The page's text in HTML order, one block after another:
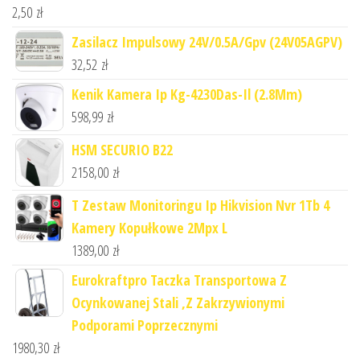
2,50 zł
Zasilacz Impulsowy 24V/0.5A/Gpv (24V05AGPV)
32,52 zł
Kenik Kamera Ip Kg-4230Das-Il (2.8Mm)
598,99 zł
HSM SECURIO B22
2158,00 zł
T Zestaw Monitoringu Ip Hikvision Nvr 1Tb 4
Kamery Kopułkowe 2Mpx L
1389,00 zł
Eurokraftpro Taczka Transportowa Z
Ocynkowanej Stali ,Z Zakrzywionymi
Podporami Poprzecznymi
1980,30 zł